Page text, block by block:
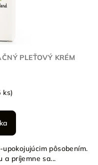
PLEŤOVÝ KRÉM
ks)
pôsobením.
a príjemne sa...